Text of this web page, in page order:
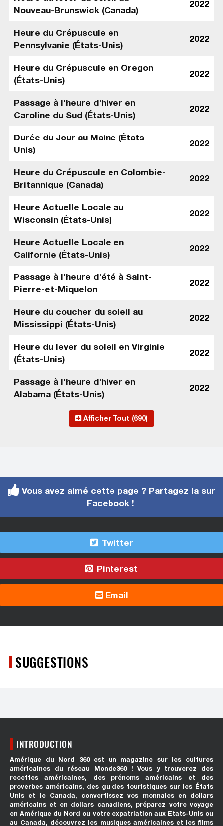
Nouveau-Brunswick (Canada)
2022
Heure du Crépuscule en
Pennsylvanie (États-Unis)
2022
Heure du Crépuscule en Oregon
(États-Unis)
2022
Passage à l'heure d'hiver en
Caroline du Sud (États-Unis)
2022
Durée du Jour au Maine (États-
Unis)
2022
Heure du Crépuscule en Colombie-
Britannique (Canada)
2022
Heure Actuelle Locale au
Wisconsin (États-Unis)
2022
Heure Actuelle Locale en
Californie (États-Unis)
2022
Passage à l'heure d'été à Saint-
Pierre-et-Miquelon
2022
Heure du coucher du soleil au
Mississippi (États-Unis)
2022
Heure du lever du soleil en Virginie
(États-Unis)
2022
Passage à l'heure d'hiver en
Alabama (États-Unis)
2022
Afficher Tout (690)
Vous avez aimé cette page ? Partagez la sur
Facebook !
Twitter
Pinterest
Email
SUGGESTIONS
INTRODUCTION
Amérique du Nord 360 est un magazine sur les cultures
américaines du réseau Monde360 ! Vous y trouverez des
recettes américaines, des prénoms américains et des
proverbes américains, des guides touristiques sur les États
Unis et le Canada, convertissez vos monnaies en dollars
américains et en dollars canadiens, préparez votre voyage
en Amérique du Nord ou votre expatriation aux Etats-Unis ou
au Canada, découvrez les musiques américaines et les films